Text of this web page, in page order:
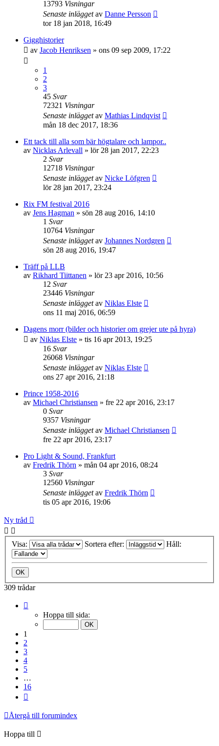
13793 Visningar
Senaste inläggetav Danne Persson
tor 18 jan 2018, 16:49
Gigghistorier
av Jacob Henriksen » ons 09 sep 2009, 17:22
1
2
3
45 Svar
72321 Visningar
Senaste inläggetav Mathias Lindqvist
mån 18 dec 2017, 18:36
Ett tack till alla som bär högtalare och lampor..
av Nicklas Arlevall » lör 28 jan 2017, 22:23
2 Svar
12718 Visningar
Senaste inläggetav Nicke Löfgren
lör 28 jan 2017, 23:24
Rix FM festival 2016
av Jens Hagman » sön 28 aug 2016, 14:10
1 Svar
10764 Visningar
Senaste inläggetav Johannes Nordgren
sön 28 aug 2016, 19:47
Träff på LLB
av Rikhard Tiittanen » lör 23 apr 2016, 10:56
12 Svar
23446 Visningar
Senaste inläggetav Niklas Elste
ons 11 maj 2016, 06:59
Dagens morr (bilder och historier om grejer ute på hyra)
av Niklas Elste » tis 16 apr 2013, 19:25
16 Svar
26068 Visningar
Senaste inläggetav Niklas Elste
ons 27 apr 2016, 21:18
Prince 1958-2016
av Michael Christiansen » fre 22 apr 2016, 23:17
0 Svar
9357 Visningar
Senaste inläggetav Michael Christiansen
fre 22 apr 2016, 23:17
Pro Light & Sound, Frankfurt
av Fredrik Thörn » mån 04 apr 2016, 08:24
3 Svar
12560 Visningar
Senaste inläggetav Fredrik Thörn
tis 05 apr 2016, 19:06
Ny tråd
Visa: Sortera efter: Håll:
309 trådar
Hoppa till sida:
1
2
3
4
5
…
16
Återgå till forumindex
Hoppa till